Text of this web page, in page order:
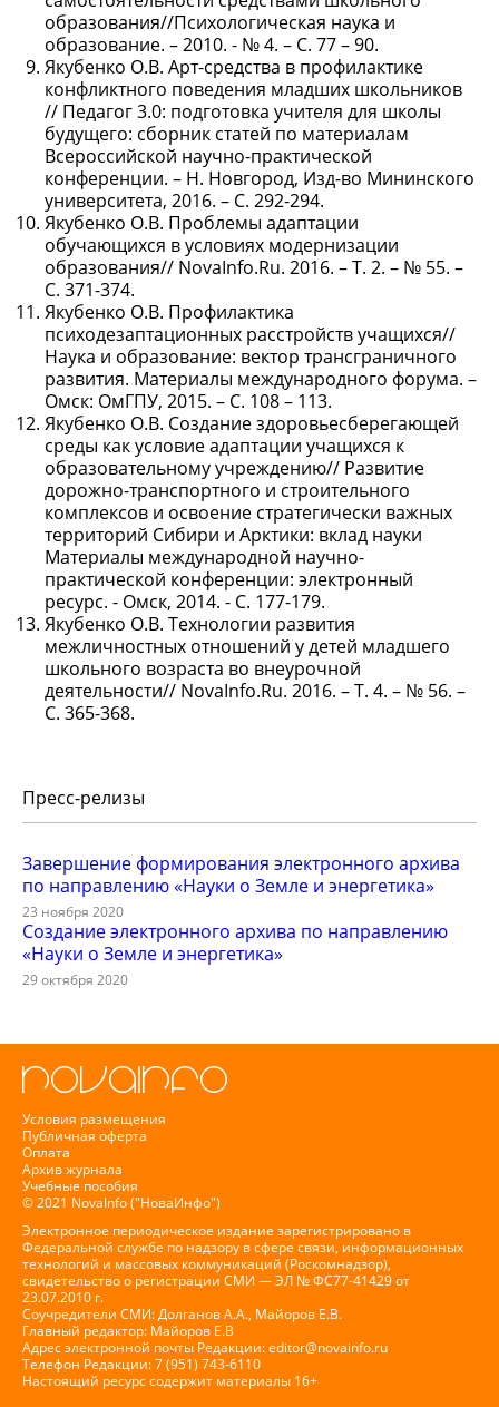
образования//Психологическая наука и
образование. – 2010. - № 4. – С. 77 – 90.
Якубенко О.В. Арт-средства в профилактике
конфликтного поведения младших школьников
// Педагог 3.0: подготовка учителя для школы
будущего: сборник статей по материалам
Всероссийской научно-практической
конференции. – Н. Новгород, Изд-во Мининского
университета, 2016. – С. 292-294.
Якубенко О.В. Проблемы адаптации
обучающихся в условиях модернизации
образования// NovaInfo.Ru. 2016. – Т. 2. – № 55. –
С. 371-374.
Якубенко О.В. Профилактика
психодезаптационных расстройств учащихся//
Наука и образование: вектор трансграничного
развития. Материалы международного форума. –
Омск: ОмГПУ, 2015. – С. 108 – 113.
Якубенко О.В. Создание здоровьесберегающей
среды как условие адаптации учащихся к
образовательному учреждению// Развитие
дорожно-транспортного и строительного
комплексов и освоение стратегически важных
территорий Сибири и Арктики: вклад науки
Материалы международной научно-
практической конференции: электронный
ресурс. - Омск, 2014. - С. 177-179.
Якубенко О.В. Технологии развития
межличностных отношений у детей младшего
школьного возраста во внеурочной
деятельности// NovaInfo.Ru. 2016. – Т. 4. – № 56. –
С. 365-368.
Пресс-релизы
Завершение формирования электронного архива
по направлению «Науки о Земле и энергетика»
23 ноября 2020
Создание электронного архива по направлению
«Науки о Земле и энергетика»
29 октября 2020
Условия размещения
Публичная оферта
Оплата
Архив журнала
Учебные пособия
© 2021 NovaInfo ("НоваИнфо")
Электронное периодическое издание зарегистрировано в
Федеральной службе по надзору в сфере связи, информационных
технологий и массовых коммуникаций (Роскомнадзор),
свидетельство о регистрации СМИ — ЭЛ № ФС77-41429 от
23.07.2010 г.
Соучредители СМИ: Долганов А.А., Майоров Е.В.
Главный редактор: Майоров Е.В
Адрес электронной почты Редакции:editor@novainfo.ru
Телефон Редакции: 7 (951) 743-6110
Настоящий ресурс содержит материалы 16+